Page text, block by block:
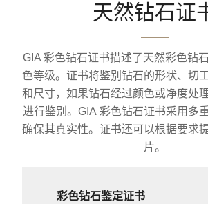
天然钻石证
GIA 彩色钻石证书描述了天然彩色钻
色等级。证书将鉴别钻石的形状、切
和尺寸，如果钻石经过颜色或净度处
进行鉴别。GIA 彩色钻石证书采用多
确保其真实性。证书还可以根据要求
片。
彩色钻石鉴定证书